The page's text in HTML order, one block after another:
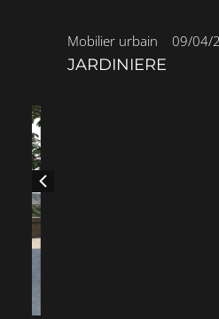
Mobilier urbain• 09/04/2026
JARDINIERE